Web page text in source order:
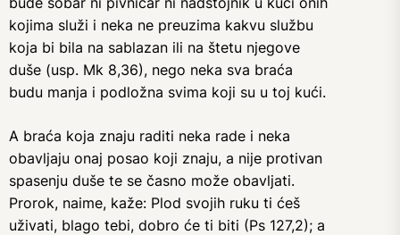
kojima služi i neka ne preuzima kakvu službu
koja bi bila na sablazan ili na štetu njegove
duše (usp. Mk 8,36), nego neka sva braća
budu manja i podložna svima koji su u toj kući.
A braća koja znaju raditi neka rade i neka
obavljaju onaj posao koji znaju, a nije protivan
spasenju duše te se časno može obavljati.
Prorok, naime, kaže: Plod svojih ruku ti ćeš
uživati, blago tebi, dobro će ti biti (Ps 127,2); a